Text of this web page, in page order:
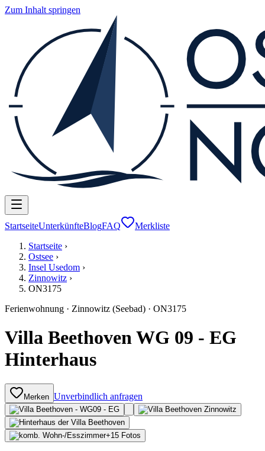
Zum Inhalt springen
StartseiteUnterkünfteBlogFAQ
Merkliste
Startseite ›
Ostsee ›
Insel Usedom ›
Zinnowitz ›
ON3175
Ferienwohnung · Zinnowitz (Seebad) · ON3175
Villa Beethoven WG 09 - EG
Hinterhaus
Merken Unverbindlich anfragen
+15 Fotos